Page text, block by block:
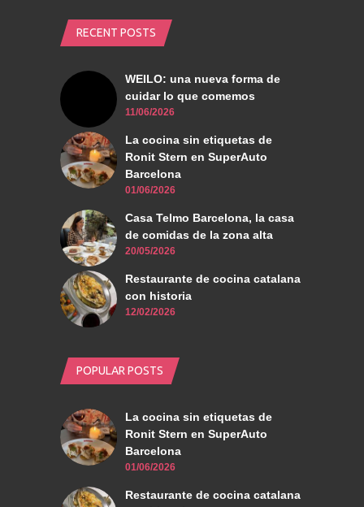
RECENT POSTS
WEILO: una nueva forma de
cuidar lo que comemos
11/06/2026
La cocina sin etiquetas de
Ronit Stern en SuperAuto
Barcelona
01/06/2026
Casa Telmo Barcelona, la casa
de comidas de la zona alta
20/05/2026
Restaurante de cocina catalana
con historia
12/02/2026
POPULAR POSTS
La cocina sin etiquetas de
Ronit Stern en SuperAuto
Barcelona
01/06/2026
Restaurante de cocina catalana